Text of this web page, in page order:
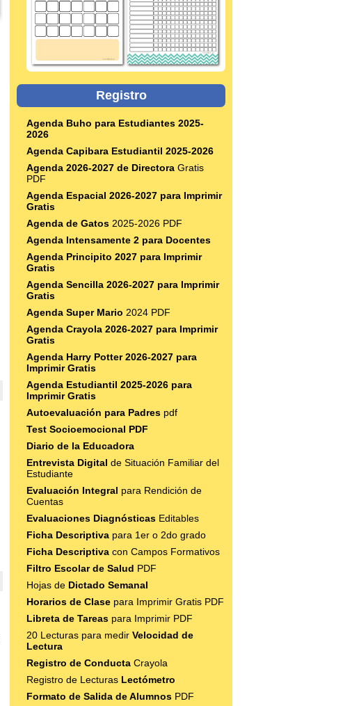
Registro
Agenda Buho para Estudiantes 2025-
2026
Agenda Capibara Estudiantil 2025-2026
Agenda 2026-2027 de Directora Gratis
PDF
Agenda Espacial 2026-2027 para Imprimir
Gratis
Agenda de Gatos 2025-2026 PDF
Agenda Intensamente 2 para Docentes
Agenda Principito 2027 para Imprimir
Gratis
Agenda Sencilla 2026-2027 para Imprimir
Gratis
Agenda Super Mario 2024 PDF
Agenda Crayola 2026-2027 para Imprimir
Gratis
Agenda Harry Potter 2026-2027 para
Imprimir Gratis
Agenda Estudiantil 2025-2026 para
Imprimir Gratis
Autoevaluación para Padres pdf
Test Socioemocional PDF
Diario de la Educadora
Entrevista Digital de Situación Familiar del
Estudiante
Evaluación Integral para Rendición de
Cuentas
Evaluaciones Diagnósticas Editables
Ficha Descriptiva para 1er o 2do grado
Ficha Descriptiva con Campos Formativos
Filtro Escolar de Salud PDF
Hojas de Dictado Semanal
Horarios de Clase para Imprimir Gratis PDF
Libreta de Tareas para Imprimir PDF
20 Lecturas para medir Velocidad de
Lectura
Registro de Conducta Crayola
Registro de Lecturas Lectómetro
Formato de Salida de Alumnos PDF